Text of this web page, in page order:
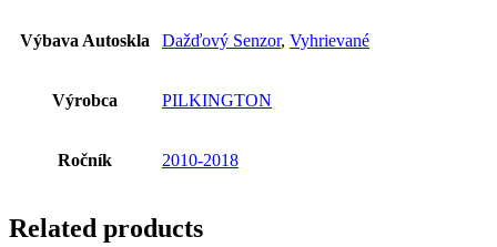
Výbava Autoskla Dažďový Senzor, Vyhrievané
Výrobca PILKINGTON
Ročník 2010-2018
Related products